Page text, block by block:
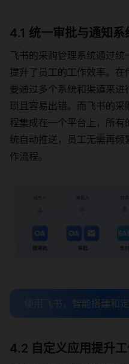
4.1 统一审批与通知系
飞书的采购管理系统通过
提升了员工的工作效率。
要通过多个系统和渠道来
琐且容易出错。而飞书的
程集成在一个平台上，所
统自动推送，员工无需再
作流程。
使用飞书，智能搭建和
4.2 自定义应用提升